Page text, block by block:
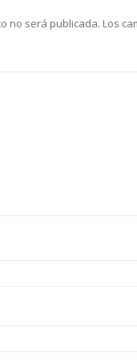
no será publicada. Los